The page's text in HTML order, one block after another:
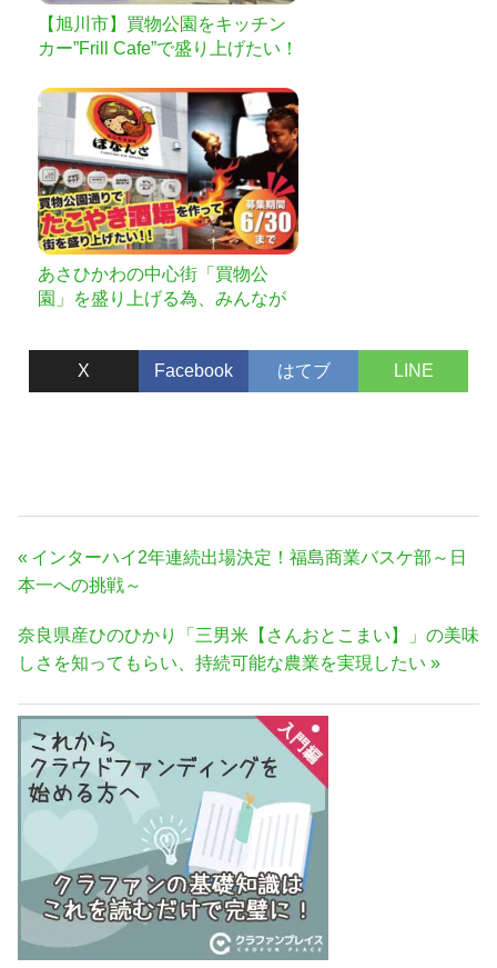
【旭川市】買物公園をキッチン
カー”Frill Cafe”で盛り上げたい！
あさひかわの中心街「買物公
園」を盛り上げる為、みんなが
たい!!
X
Facebook はてブ LINE
投
稿
ビ
ゲ
ー
シ
ョ
ン
前
の
事:
インターハイ2年連続出場決定！福島商業バスケ部～日
本一への挑戦～
次
の
事:
奈良県産ひのひかり「三男米【さんおとこまい】」の美味
しさを知ってもらい、持続可能な農業を実現したい